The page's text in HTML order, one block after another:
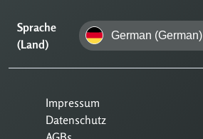
Sprache
(Land)
German (German)
Impressum
Datenschutz